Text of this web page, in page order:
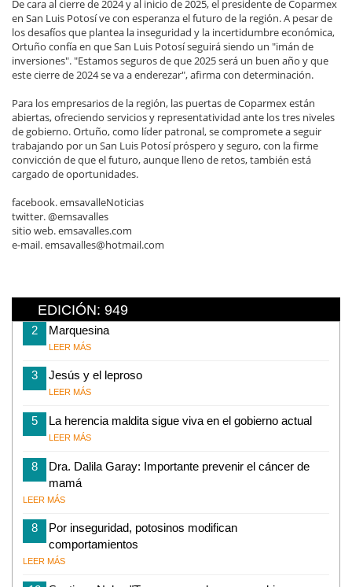
De cara al cierre de 2024 y al inicio de 2025, el presidente de Coparmex
en San Luis Potosí ve con esperanza el futuro de la región. A pesar de
los desafíos que plantea la inseguridad y la incertidumbre económica,
Ortuño confía en que San Luis Potosí seguirá siendo un "imán de
inversiones". "Estamos seguros de que 2025 será un buen año y que
este cierre de 2024 se va a enderezar", afirma con determinación.
Para los empresarios de la región, las puertas de Coparmex están
abiertas, ofreciendo servicios y representatividad ante los tres niveles
de gobierno. Ortuño, como líder patronal, se compromete a seguir
trabajando por un San Luis Potosí próspero y seguro, con la firme
convicción de que el futuro, aunque lleno de retos, también está
cargado de oportunidades.
facebook. emsavalleNoticias
twitter. @emsavalles
sitio web. emsavalles.com
e-mail. emsavalles@hotmail.com
EDICIÓN: 949
2 Marquesina
LEER MÁS
3 Jesús y el leproso
LEER MÁS
5 La herencia maldita sigue viva en el gobierno actual
LEER MÁS
8
Dra. Dalila Garay: Importante prevenir el cáncer de
mamá
LEER MÁS
8
Por inseguridad, potosinos modifican
comportamientos
LEER MÁS